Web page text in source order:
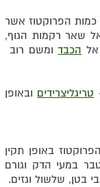
כמות הפרוקטוז אשר
שאר רקמות הגוף,
הכבדומשם רוב
טריגליצרידים ובאופן
באופן תקין
במעי הדק וגורם
בטן, שלשול וגזים.